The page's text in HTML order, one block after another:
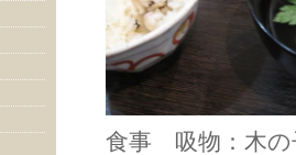
食事 吸物：